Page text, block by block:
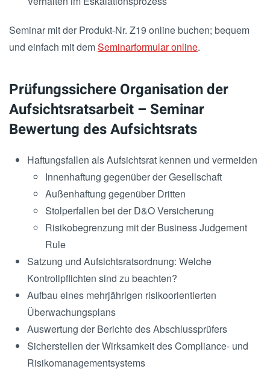
Seminar mit der Produkt-Nr. Z19 online buchen; bequem
und einfach mit demSeminarformular online.
Prüfungssichere Organisation der
Aufsichtsratsarbeit – Seminar
Bewertung des Aufsichtsrats
Haftungsfallen als Aufsichtsrat kennen und vermeiden
Innenhaftung gegenüber der Gesellschaft
Außenhaftung gegenüber Dritten
Stolperfallen bei der D&O Versicherung
Risikobegrenzung mit der Business Judgement
Rule
Satzung und Aufsichtsratsordnung: Welche
Kontrollpflichten sind zu beachten?
Aufbau eines mehrjährigen risikoorientierten
Überwachungsplans
Auswertung der Berichte des Abschlussprüfers
Sicherstellen der Wirksamkeit des Compliance- und
Risikomanagementsystems